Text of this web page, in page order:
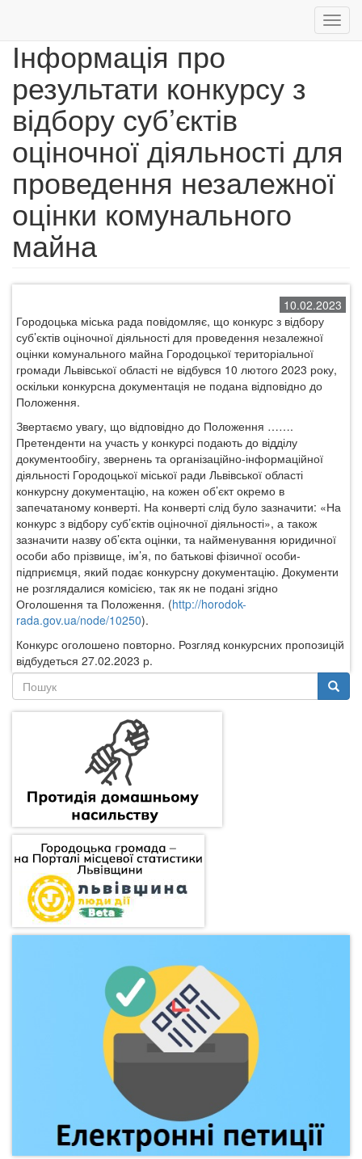
Перейти
основного
вмісту
Інформація про
результати конкурсу з
відбору суб’єктів
оціночної діяльності для
проведення незалежної
оцінки комунального
майна
10.02.2023
Городоцька міська рада повідомляє, що конкурс з відбору
суб’єктів оціночної діяльності для проведення незалежної
оцінки комунального майна Городоцької територіальної
громади Львівської області не відбувся 10 лютого 2023 року,
оскільки конкурсна документація не подана відповідно до
Положення.
Звертаємо увагу, що відповідно до Положення …….
Претенденти на участь у конкурсі подають до відділу
документообігу, звернень та організаційно-інформаційної
діяльності Городоцької міської ради Львівської області
конкурсну документацію, на кожен об’єкт окремо в
запечатаному конверті. На конверті слід було зазначити: «На
конкурс з відбору суб’єктів оціночної діяльності», а також
зазначити назву об’єкта оцінки, та найменування юридичної
особи або прізвище, ім’я, по батькові фізичної особи-
підприємця, який подає конкурсну документацію. Документи
не розглядалися комісією, так як не подані згідно
Оголошення та Положення. (http://horodok-
rada.gov.ua/node/10250).
Конкурс оголошено повторно. Розгляд конкурсних пропозицій
відбудеться 27.02.2023 р.
Пошукова
форма
Пошук